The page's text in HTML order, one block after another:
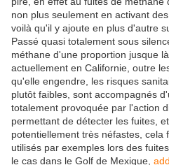
non plus seulement en activant
voilà qu'il y ajoute en plus d'autre
Passé quasi totalement sous
méthane d'une proportion jusque
actuellement en Californie, outre
qu'elle engendre, les risques
plutôt faibles, sont accompagnés
totalement provoquée par l'action
permettant de détecter les fuites,
potentiellement très néfastes, cela
utilisés par exemples lors des
le cas dans le Golf de Mexique,